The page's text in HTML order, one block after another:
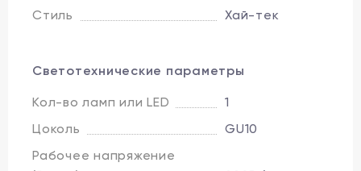
Стиль
Хай-тек
Светотехнические параметры
Кол-во ламп или LED
1
Цоколь
GU10
Рабочее напряжение